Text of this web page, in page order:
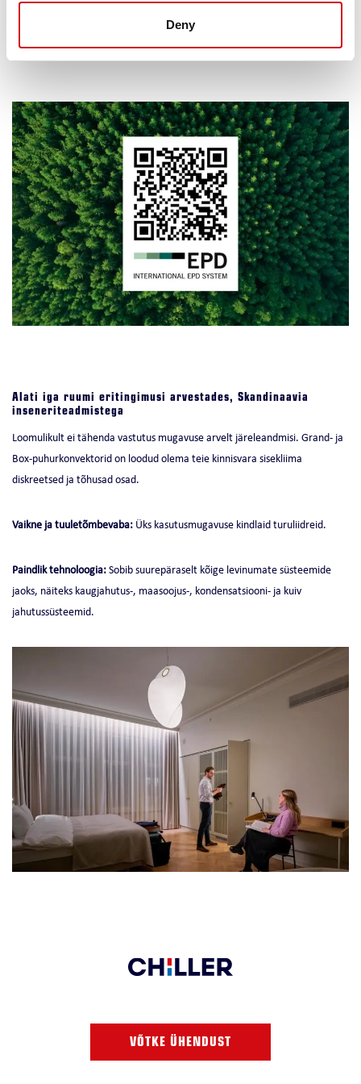
Deny
Alati iga ruumi eritingimusi arvestades, Skandinaavia
inseneriteadmistega
Loomulikult ei tähenda vastutus mugavuse arvelt järeleandmisi. Grand- ja
Box-puhurkonvektorid on loodud olema teie kinnisvara sisekliima
diskreetsed ja tõhusad osad.
Vaikne ja tuuletõmbevaba: Üks kasutusmugavuse kindlaid turuliidreid.
Paindlik tehnoloogia:Sobib suurepäraselt kõige levinumate süsteemide
jaoks, näiteks kaugjahutus-, maasoojus-, kondensatsiooni- ja kuiv
jahutussüsteemid.
VÕTKE ÜHENDUST